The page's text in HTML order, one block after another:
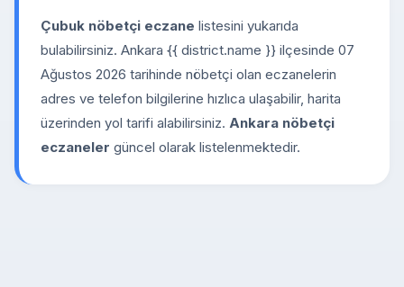
Çubuk nöbetçi eczane listesini yukarıda
bulabilirsiniz. Ankara {{ district.name }} ilçesinde 07
Ağustos 2026 tarihinde nöbetçi olan eczanelerin
adres ve telefon bilgilerine hızlıca ulaşabilir, harita
üzerinden yol tarifi alabilirsiniz. Ankara nöbetçi
eczaneler güncel olarak listelenmektedir.